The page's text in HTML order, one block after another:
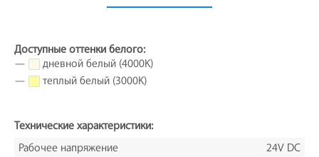
Доступные оттенки белого:
—
дневной белый (4000K)
—
теплый белый (3000K)
Технические характеристики:
Рабочее напряжение
24V DC